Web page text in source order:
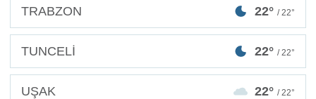
TRABZON 22° / 22°
TUNCELİ 22° / 22°
UŞAK 22° / 22°